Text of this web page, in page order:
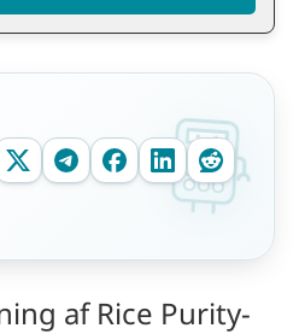
af Rice Purity-